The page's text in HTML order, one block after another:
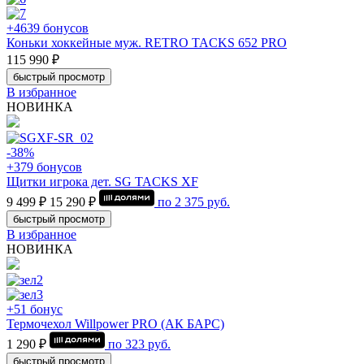
+4639 бонусов
Коньки хоккейные муж. RETRO TACKS 652 PRO
115 990 ₽
быстрый просмотр
В избранное
НОВИНКА
-38%
+379 бонусов
Щитки игрока дет. SG TACKS XF
9 499 ₽ 15 290 ₽ по 2 375 руб.
быстрый просмотр
В избранное
НОВИНКА
+51 бонус
Термочехол Willpower PRO (АК БАРС)
1 290 ₽
по 323 руб.
быстрый просмотр